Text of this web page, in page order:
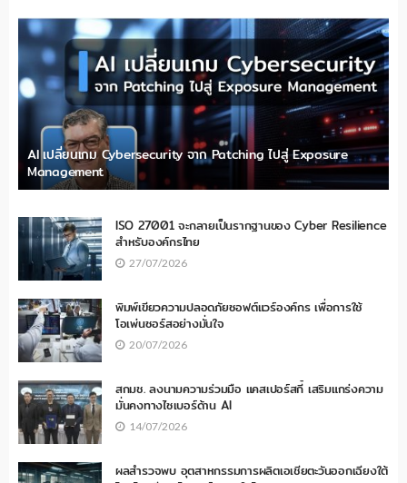
AI เปลี่ยนเกม Cybersecurity จาก Patching ไปสู่ Exposure
Management
ISO 27001 จะกลายเป็นรากฐานของ Cyber Resilience
สำหรับองค์กรไทย
27/07/2026
พิมพ์เขียวความปลอดภัยซอฟต์แวร์องค์กร เพื่อการใช้
โอเพ่นซอร์สอย่างมั่นใจ
20/07/2026
สกมช. ลงนามความร่วมมือ แคสเปอร์สกี้ เสริมแกร่งความ
มั่นคงทางไซเบอร์ด้าน AI
14/07/2026
ผลสำรวจพบ อุตสาหกรรมการผลิตเอเชียตะวันออกเฉียงใต้